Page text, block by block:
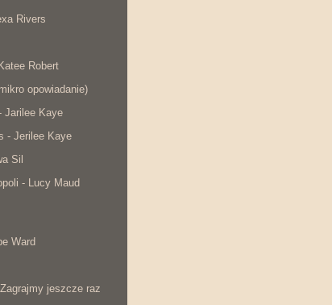
Rivers
Robert
opowiadanie)
Jarilee Kaye
- Jerilee Kaye
Sil
- Lucy Maud
Ward
jeszcze raz